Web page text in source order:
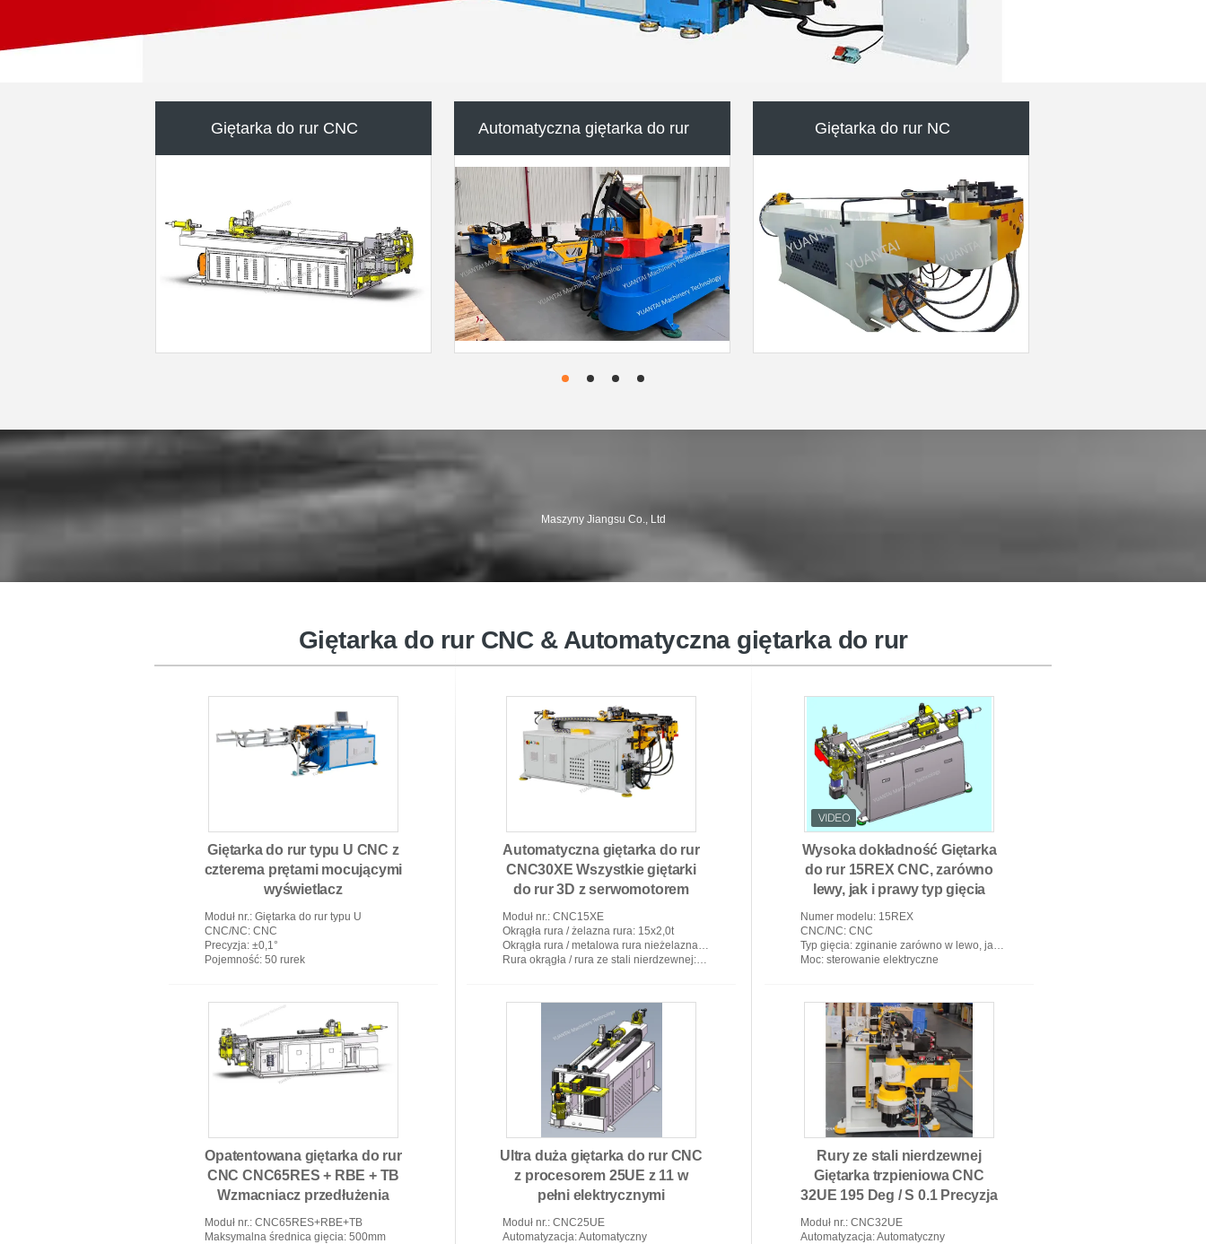
Piła do metalu
Automatyczna maszyna do cięcia
rur
Maszyna do formowania końcówek
Automatyczna maszyna do zwijania Połączenie do badań przecieków instrument do badań przecieków
Giętarka do rur CNC Automatyczna giętarka do rur Giętarka do rur NC
Maszyny Jiangsu Co., Ltd
Giętarka do rur CNC & Automatyczna giętarka do rur
Giętarka do rur typu U CNC z
czterema prętami mocującymi
wyświetlacz
samodiagnostyczny
Moduł nr.: Giętarka do rur typu U
CNC/NC: CNC
Precyzja: ±0,1°
Pojemność: 50 rurek
Automatyczna giętarka do rur
CNC30XE Wszystkie giętarki
do rur 3D z serwomotorem
Moduł nr.: CNC15XE
Okrągła rura / żelazna rura: 15x2,0t
Okrągła rura / metalowa rura nieżelazna
: 15x3,5t
Rura okrągła / rura ze stali nierdzewnej: 15,6x1,3t
Wysoka dokładność Giętarka
do rur 15REX CNC, zarówno
lewy, jak i prawy typ gięcia
Numer modelu: 15REX
CNC/NC: CNC
Typ gięcia: zginanie zarówno w lewo, jak i w prawo
Moc: sterowanie elektryczne
Opatentowana giętarka do rur
CNC CNC65RES + RBE + TB
Wzmacniacz przedłużenia
zgięcia ogonowego
Moduł nr.: CNC65RES+RBE+TB
Maksymalna średnica gięcia: 500mm
Ultra duża giętarka do rur CNC
z procesorem 25UE z 11 w
pełni elektrycznymi
serwomotorami
Moduł nr.: CNC25UE
Automatyzacja: Automatyczny
Rury ze stali nierdzewnej
Giętarka trzpieniowa CNC
32UE 195 Deg / S 0.1 Precyzja
Moduł nr.: CNC32UE
Automatyzacja: Automatyczny